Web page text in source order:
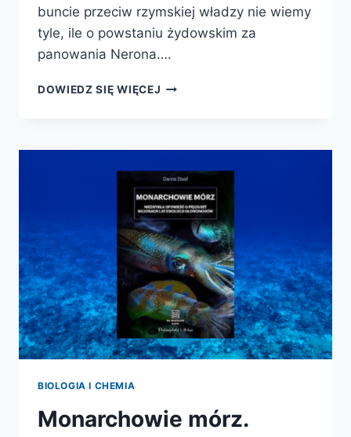
buncie przeciw rzymskiej władzy nie wiemy
tyle, ile o powstaniu żydowskim za
panowania Nerona….
DOWIEDZ SIĘ WIĘCEJ POWSTANIE
74
N.E.
BIOLOGIA I CHEMIA
Monarchowie mórz.